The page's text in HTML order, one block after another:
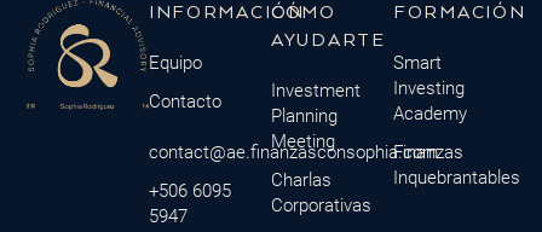
INFORMACIÓN
Equipo
Contacto
contact@ae.finanzasconsophia.com
+506 6095
5947
CÓMO
AYUDARTE
Investment
Planning
Meeting
Charlas
Corporativas
FORMACIÓN
Smart
Investing
Academy
Finanzas
Inquebrantables